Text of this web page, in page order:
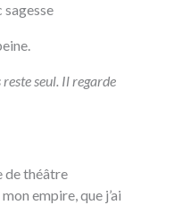
sagesse
seul. Il regarde
de théâtre
empire, que j’ai